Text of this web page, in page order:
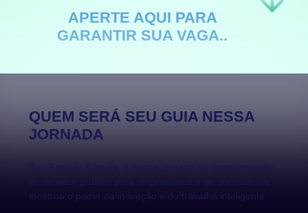
APERTE AQUI PARA
GARANTIR SUA VAGA..
QUEM SERÁ SEU GUIA NESSA
JORNADA
de servidor público para empreendedor de sucesso me
mostrou o poder da inovação e do trabalho inteligente.